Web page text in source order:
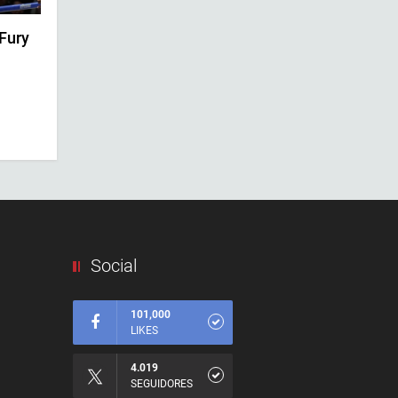
Social
101,000
LIKES
4.019
SEGUIDORES